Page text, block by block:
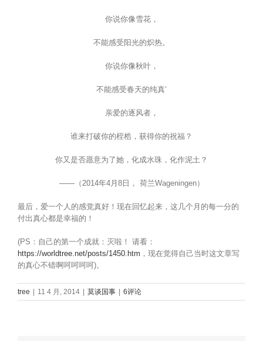
你说你像雪花，
不能感受阳光的炽热。
你说你像秋叶，
不能感受春天的纯真‘
亲爱的逐风者，
谁来打破你的桎梏，获得你的祝福？
你又是否愿意为了她，化成水珠，化作泥土？
——（2014年4月8日， 荷兰Wageningen）
最后，爱一个人的感觉真好！现在回忆起来，这几个月的每一分的
付出真心都是幸福的！
(PS：自己的第一个成就：灭啦！ 请看：
https://worldtree.net/posts/1450.htm ，现在觉得自己当时这文章写
的真心不错啊呵呵呵呵)。
tree 11 4 月, 2014 莫谈国事 6评论